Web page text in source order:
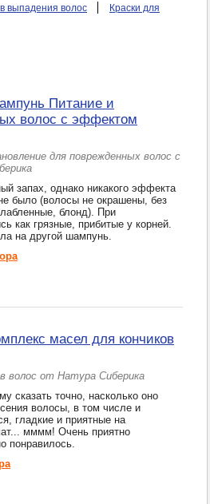
выпадения волос
Краски для
Питание и
волос с эффектом
для поврежденных волос с
запах, однако никакого эффекта
было (волосы не окрашены, без
блонд). При
как грязные, прибитые у корней.
на другой шампунь.
масел для кончиков
волос от Натура Сиберика
сказать точно, насколько оно
волосы, в том числе и
гладкие и приятные на
мммм! Очень приятно
понравилось.